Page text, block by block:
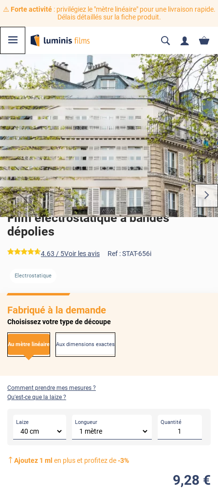
⚠️ Forte activité: privilégiez le "mètre linéaire" pour une livraison rapide.
Délais détaillés sur la fiche produit.
Film électrostatique à bandes
dépolies
*****
4.63 / 5Voir les avis Ref :STAT-656i
Electrostatique
Fabriqué à la demande
Choisissez votre type de découpe
Au mètre linéaire Aux dimensions exactes
Comment prendre mes mesures ?
Qu'est-ce que la laize ?
Laize Longueur Quantité
Ajoutez 1 ml en plus et profitez de-3%
9,28 €